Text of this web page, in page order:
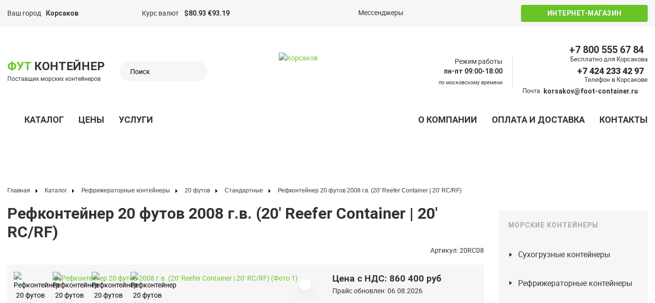
Ваш город Корсаков Курс валют $80.93 €93.19 Мессенджеры ИНТЕРНЕТ-МАГАЗИН
ФУТ КОНТЕЙНЕР
Поставщик морских контейнеров
Режим работы
пн-пт 09:00-18:00
по московскому времени
Бесплатно для Корсакова
+7 800 555 67 84
Телефон в Корсакове
+7 424 233 42 97
Почта korsakov@foot-container.ru
КАТАЛОГ ЦЕНЫ УСЛУГИ О КОМПАНИИ ОПЛАТА И ДОСТАВКА КОНТАКТЫ
Главная Каталог Рефрижераторные контейнеры 20 футов Стандартные Рефконтейнер 20 футов 2008 г.в. (20′ Reefer Container | 20′ RC/RF)
Рефконтейнер 20 футов 2008 г.в. (20′ Reefer Container | 20′
RC/RF)
Артикул: 20RC08
Цена с НДС: 860 400 руб
Прайс обновлен: 06.08.2026
МОРСКИЕ КОНТЕЙНЕРЫ
Сухогрузные контейнеры
Рефрижераторные контейнеры